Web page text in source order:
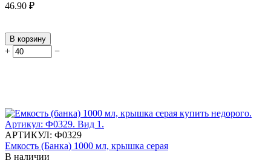
46.90 ₽
В корзину
+ −
АРТИКУЛ: Ф0329
Емкость (Банка) 1000 мл, крышка серая
В наличии